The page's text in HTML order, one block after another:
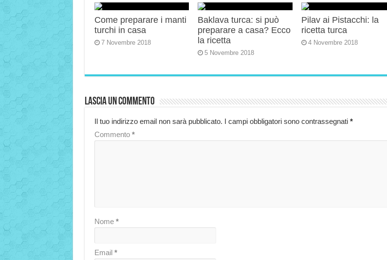
Come preparare i manti
turchi in casa
7 Novembre 2018
Baklava turca: si può
preparare a casa? Ecco
la ricetta
5 Novembre 2018
Pilav ai Pistacchi: la
ricetta turca
4 Novembre 2018
Lascia un commento
Il tuo indirizzo email non sarà pubblicato. I campi obbligatori sono contrassegnati *
Commento *
Nome *
Email *